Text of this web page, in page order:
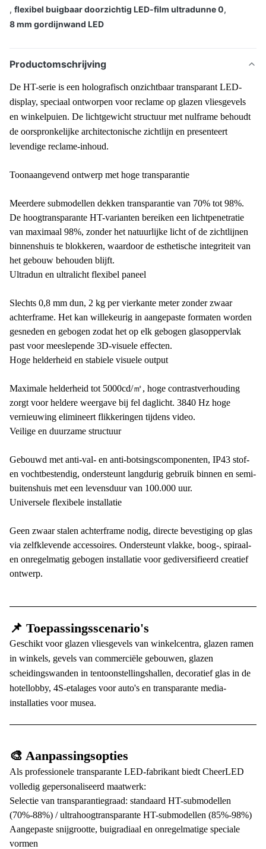
, flexibel buigbaar doorzichtig LED-film ultradunne 0,
8 mm gordijnwand LED
Productomschrijving
De HT-serie is een holografisch onzichtbaar transparant LED-
display, speciaal ontworpen voor reclame op glazen vliesgevels
en winkelpuien. De lichtgewicht structuur met nulframe behoudt
de oorspronkelijke architectonische zichtlijn en presenteert
levendige reclame-inhoud.
Toonaangevend ontwerp met hoge transparantie
Meerdere submodellen dekken transparantie van 70% tot 98%.
De hoogtransparante HT-varianten bereiken een lichtpenetratie
van maximaal 98%, zonder het natuurlijke licht of de zichtlijnen
binnenshuis te blokkeren, waardoor de esthetische integriteit van
het gebouw behouden blijft.
Ultradun en ultralicht flexibel paneel
Slechts 0,8 mm dun, 2 kg per vierkante meter zonder zwaar
achterframe. Het kan willekeurig in aangepaste formaten worden
gesneden en gebogen zodat het op elk gebogen glasoppervlak
past voor meeslepende 3D-visuele effecten.
Hoge helderheid en stabiele visuele output
Maximale helderheid tot 5000cd/㎡, hoge contrastverhouding
zorgt voor heldere weergave bij fel daglicht. 3840 Hz hoge
vernieuwing elimineert flikkeringen tijdens video.
Veilige en duurzame structuur
Gebouwd met anti-val- en anti-botsingscomponenten, IP43 stof-
en vochtbestendig, ondersteunt langdurig gebruik binnen en semi-
buitenshuis met een levensduur van 100.000 uur.
Universele flexibele installatie
Geen zwaar stalen achterframe nodig, directe bevestiging op glas
via zelfklevende accessoires. Ondersteunt vlakke, boog-, spiraal-
en onregelmatig gebogen installatie voor gediversifieerd creatief
ontwerp.
📌 Toepassingsscenario's
Geschikt voor glazen vliesgevels van winkelcentra, glazen ramen
in winkels, gevels van commerciële gebouwen, glazen
scheidingswanden in tentoonstellingshallen, decoratief glas in de
hotellobby, 4S-etalages voor auto's en transparante media-
installaties voor musea.
🎨 Aanpassingsopties
Als professionele transparante LED-fabrikant biedt CheerLED
volledig gepersonaliseerd maatwerk:
Selectie van transparantiegraad: standaard HT-submodellen
(70%-88%) / ultrahoogtransparante HT-submodellen (85%-98%)
Aangepaste snijgrootte, buigradiaal en onregelmatige speciale
vormen